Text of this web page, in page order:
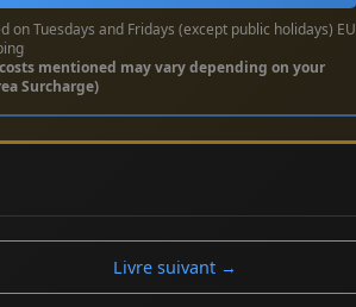
on Tuesdays and Fridays (except public holidays) EU
costs mentioned may vary depending on your
Surcharge)
Livre suivant →